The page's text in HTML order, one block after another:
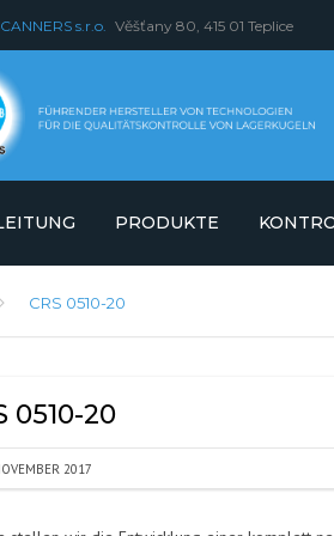
s.r.o. Věšťany 80, 415 01 Teplice
PRODUKTE
ROLLERKONTROLLE
CRS 0510-20
0510-20
2017